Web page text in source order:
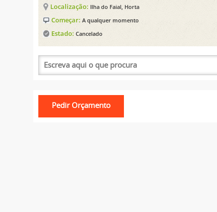
Localização: Ilha do Faial, Horta
Começar:A qualquer momento
Estado:Cancelado